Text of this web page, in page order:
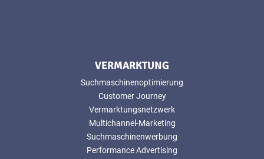
VERMARKTUNG
Suchmaschinenoptimierung
Customer Journey
Vermarktungsnetzwerk
Multichannel-Marketing
Suchmaschinenwerbung
Performance Advertising